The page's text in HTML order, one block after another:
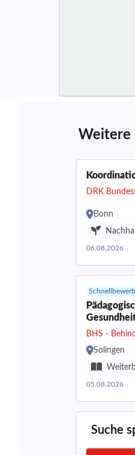
Weitere
DRK
Bonn
06.08.2026
BHS -
Solingen
05.08.2026
Suche